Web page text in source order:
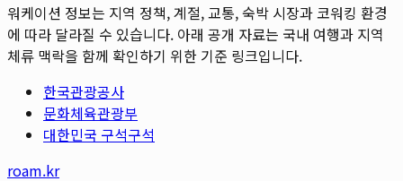
워케이션 정보는 지역 정책, 계절, 교통, 숙박 시장과 코워킹 환경
에 따라 달라질 수 있습니다. 아래 공개 자료는 국내 여행과 지역
체류 맥락을 함께 확인하기 위한 기준 링크입니다.
한국관광공사
문화체육관광부
대한민국 구석구석
roam.kr